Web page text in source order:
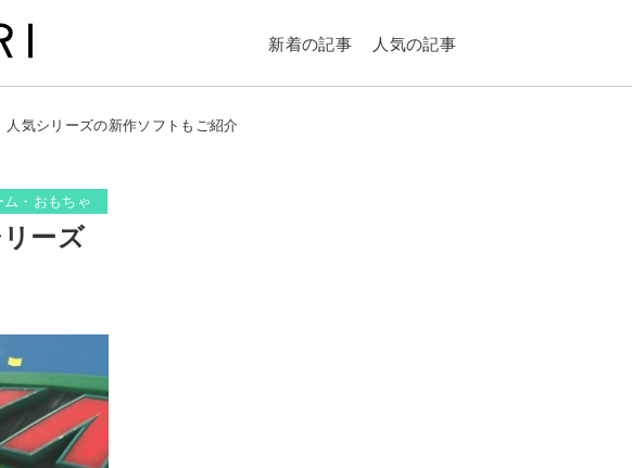
新着の記事 人気の記事
人気シリーズの新作ソフトもご紹介
ム・おもちゃ
ーズ